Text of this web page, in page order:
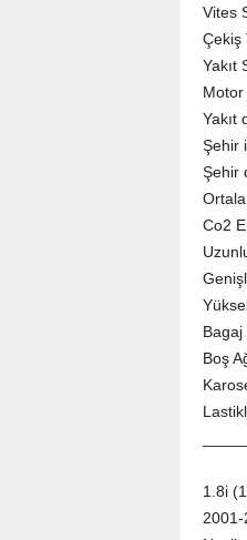
Vites
Çekiş
Yakıt
Yakıt
Şehir
Şehir
Co2
Bagaj
Boş
1.8i